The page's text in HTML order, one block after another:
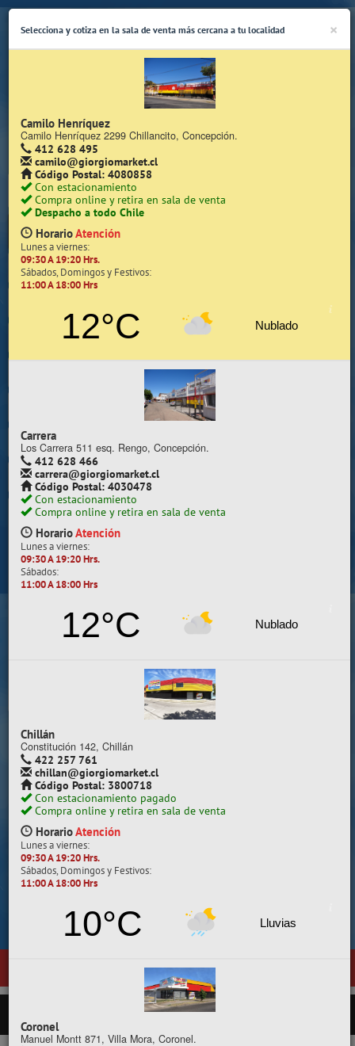
(Whatsapp Sólo de Lunes a Viernes de 08:15 a 17:45)
Quiénes somos
Trabaje con nosotros
Contacto | Reclamos
Preguntas Frecuentes
Sugererir productos
Su compra se realizará en la sala de ventas
Camilo Henríquez
Información de la sala
412 628 495
camilo@giorgiomarket.cl
HorarioAbierto
Lunes a viernes:
VER SALA EN MAPA
SALAS DE VENTA
Temuco, ubicada en General Pedro Lagos
×
Selecciona y cotiza en la sala de venta más cercana a tu localidad
Camilo Henríquez
Camilo Henríquez 2299 Chillancito, Concepción.
412 628 495
camilo@giorgiomarket.cl
Código Postal: 4080858
Con estacionamiento
Compra online y retira en sala de venta
Despacho a todo Chile
HorarioAtención
Lunes a viernes:
09:30 A 19:20 Hrs.
Sábados, Domingos y Festivos:
11:00 A 18:00 Hrs
12°C Nublado
Carrera
Los Carrera 511 esq. Rengo, Concepción.
412 628 466
carrera@giorgiomarket.cl
Código Postal: 4030478
Con estacionamiento
Compra online y retira en sala de venta
HorarioAtención
Lunes a viernes:
09:30 A 19:20 Hrs.
Sábados:
11:00 A 18:00 Hrs
12°C Nublado
Chillán
Constitución 142, Chillán
422 257 761
chillan@giorgiomarket.cl
Código Postal: 3800718
Con estacionamiento pagado
Compra online y retira en sala de venta
HorarioAtención
Lunes a viernes:
09:30 A 19:20 Hrs.
Sábados, Domingos y Festivos:
11:00 A 18:00 Hrs
10°C Lluvias
Coronel
Manuel Montt 871, Villa Mora, Coronel.
PRODUCTOS